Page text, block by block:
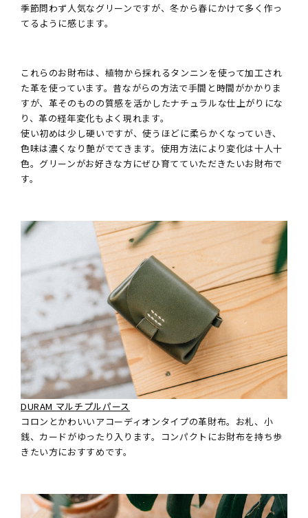
カメラケース
バッグ
メガネケース
スマホケース
ストラップ
その他
大口注文の割引について（別サイト）
季節問わず人気なグリーンですが、冬から春にかけて多く作っ
てるように感じます。
これらのお財布は、植物から採れるタンニンを使って加工され
た革を使っています。昔ながらの方法で手間と時間がかかりま
すが、革そのものの質感を活かしたナチュラルな仕上がりにな
り、革の経年変化もよく現れます。
使い初めは少し硬いですが、使うほどに柔らかくなっていき、
色味は濃くなり艶がでてきます。使用方法により変化は十人十
色。グリーンがお好きな方にぜひ育てていただきたいお財布で
す。
DURAM マルチプルパース
コロンとかわいいアコーディオンタイプの革財布。お札、小
銭、カードがゆったり入ります。コンパクトにお財布を持ち歩
きたい方におすすめです。